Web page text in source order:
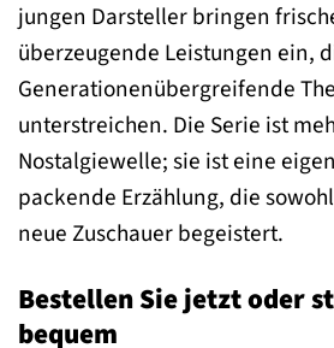
jungen Darsteller bringen
überzeugende Leistungen ein,
Generationenübergreifende
unterstreichen. Die Serie ist
Nostalgiewelle; sie ist eine
packende Erzählung, die
neue Zuschauer begeistert.
Bestellen Sie jetzt oder
bequem